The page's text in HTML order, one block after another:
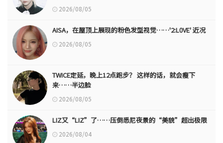
2026/08/05
AISA，在屋顶上展现的粉色发型视觉……'2:L0VE' 近况
2026/08/05
TWICE定延，晚上12点跑步？ 这样的话，就会瘦下
来……半边脸
2026/08/05
LIZ又“LIZ”了……压倒悉尼夜景的“美貌”超出极限
2026/08/04